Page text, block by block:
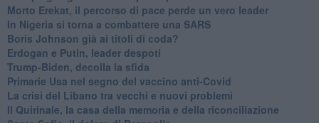
Morto Erekat, il percorso di pace perde un vero leader
In Nigeria si torna a combattere una SARS
Boris Johnson già ai titoli di coda?
Erdogan e Putin, leader despoti
Trump-Biden, decolla la sfida
Primarie Usa nel segno del vaccino anti-Covid
La crisi del Libano tra vecchi e nuovi problemi
Il Quirinale, la casa della memoria e della riconciliazione